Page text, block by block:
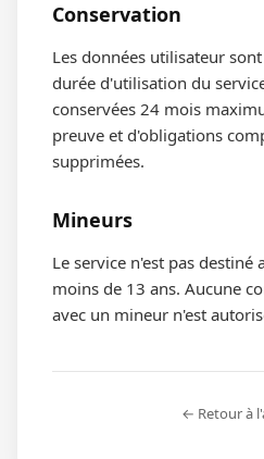
Conservation
Les données utilisateur
durée d'utilisation du
conservées 24 mois
preuve et d'obligations
supprimées.
Mineurs
Le service n'est pas destiné
moins de 13 ans. Aucune
avec un mineur n'est
← Retour à